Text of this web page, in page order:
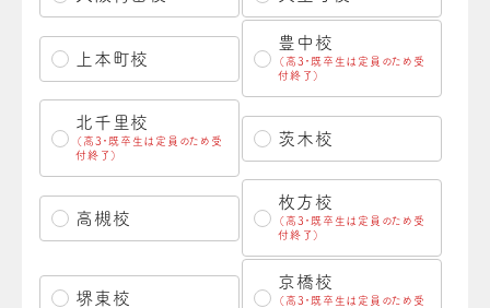
上本町校
豊中校
（高3・既卒生は定員のため受
付終了）
北千里校
（高3・既卒生は定員のため受
付終了）
茨木校
高槻校
枚方校
（高3・既卒生は定員のため受
付終了）
堺東校
京橋校
（高3・既卒生は定員のため受